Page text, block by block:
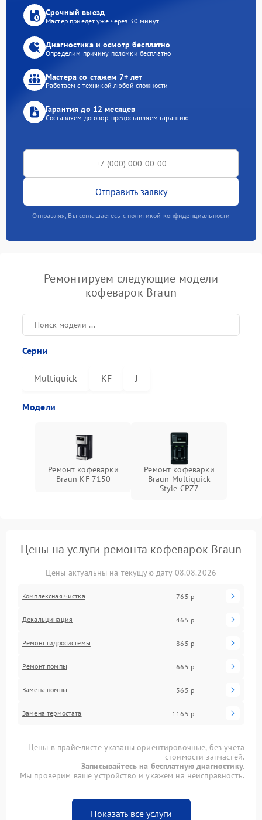
Срочный выезд
Мастер приедет уже через 30 минут
Диагностика и осмотр бесплатно
Определим причину поломки бесплатно
Мастера со стажем 7+ лет
Работаем с техникой любой сложности
Гарантия до 12 месяцев
Составляем договор, предоставляем гарантию
Отправить заявку
Отправляя, Вы соглашаетесь с политикой конфиденциальности
Ремонтируем следующие модели
кофеварок Braun
Серии
Multiquick KF J
Модели
Ремонт кофеварки
Braun KF 7150
Ремонт кофеварки
Braun Multiquick
Style CPZ7
Цены на услуги ремонта кофеварок Braun
Цены актуальны на текущую дату 08.08.2026
Комплексная чистка 765 р
Декальцинация 465 р
Ремонт гидросистемы 865 р
Ремонт помпы 665 р
Замена помпы 565 р
Замена термостата 1165 р
Цены в прайс-листе указаны ориентировочные, без учета
стоимости запчастей.
Записывайтесь на бесплатную диагностику.
Мы проверим ваше устройство и укажем на неисправность.
Показать все услуги